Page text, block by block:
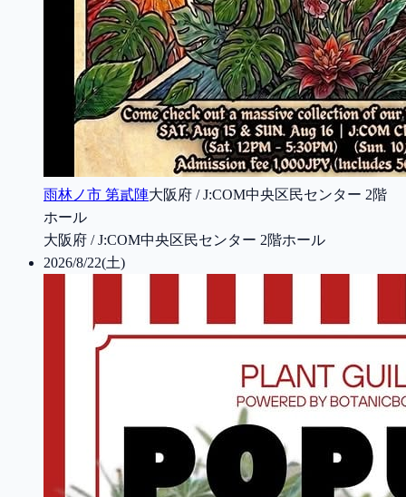
雨林ノ市 第貳陣大阪府 / J:COM中央区民センター 2階
ホール
大阪府 / J:COM中央区民センター 2階ホール
2026/8/22(土)